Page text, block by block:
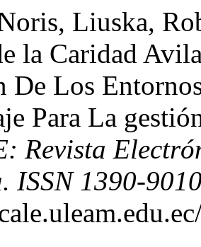
Liuska,
la Caridad
Los
Para La
Revista
ISSN 1390-